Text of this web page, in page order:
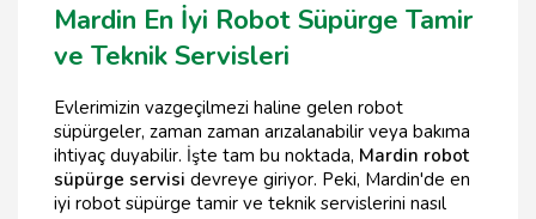
Mardin En İyi Robot Süpürge Tamir
ve Teknik Servisleri
Evlerimizin vazgeçilmezi haline gelen robot
süpürgeler, zaman zaman arızalanabilir veya bakıma
ihtiyaç duyabilir. İşte tam bu noktada, Mardin robot
süpürge servisi devreye giriyor. Peki, Mardin'de en
iyi robot süpürge tamir ve teknik servislerini nasıl